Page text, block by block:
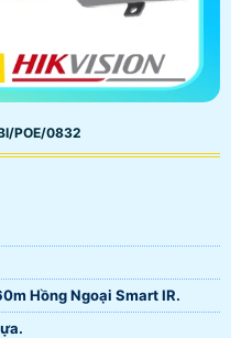
POE/0832
Hồng Ngoại Smart IR.